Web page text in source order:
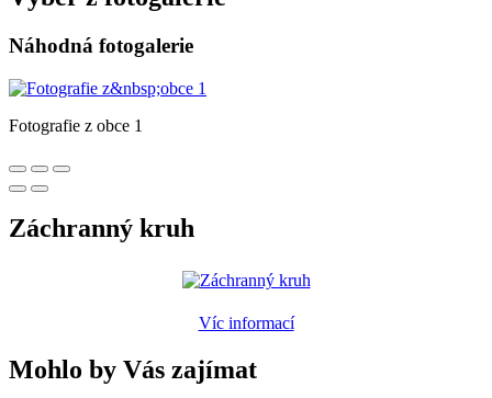
Náhodná fotogalerie
Fotografie z obce 1
Záchranný kruh
Víc informací
Mohlo by Vás zajímat